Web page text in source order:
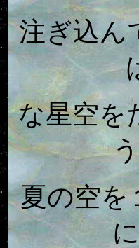
注ぎ込ん
な星空を
夏の空を